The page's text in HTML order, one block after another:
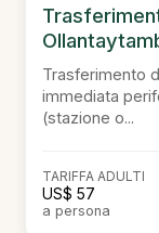
Trasferimento
immediata
(stazione o...
TARIFFA ADULTI
US$ 57
a persona